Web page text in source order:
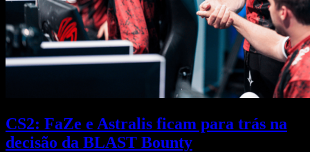
CS2: FaZe e Astralis ficam para trás na
decisão da BLAST Bounty